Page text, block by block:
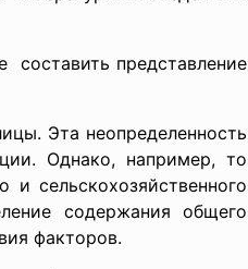
составить представление
Эта неопределенность
Однако, например, то
сельскохозяйственного
содержания общего
факторов.